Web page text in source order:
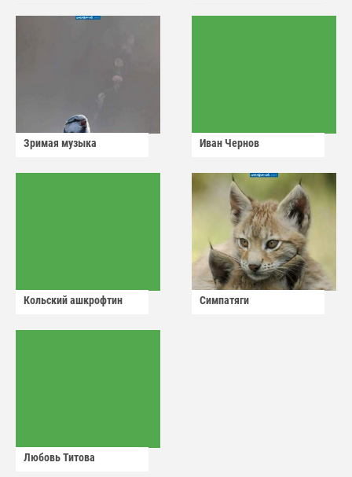
Зримая музыка Иван Чернов
Кольский ашкрофтин Симпатяги
Любовь Титова